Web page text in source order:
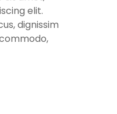
elit.
dignissim